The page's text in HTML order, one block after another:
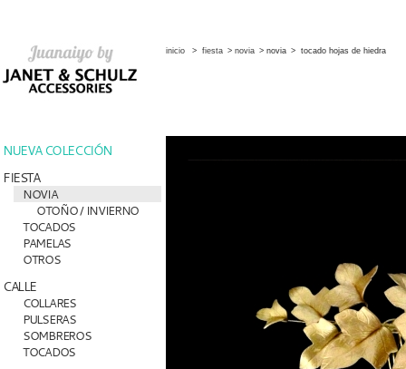
NUEVA COLECCIÓN
FIESTA
NOVIA
OTOÑO / INVIERNO
TOCADOS
PAMELAS
OTROS
CALLE
COLLARES
PULSERAS
SOMBREROS
TOCADOS
inicio > fiesta > novia > novia > tocado hojas de hiedra